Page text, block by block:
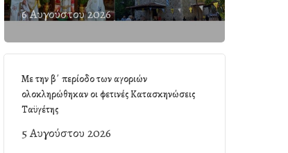
6 Αυγούστου 2026
Με την β΄ περίοδο των αγοριών
ολοκληρώθηκαν οι φετινές Κατασκηνώσεις
Ταϋγέτης
5 Αυγούστου 2026